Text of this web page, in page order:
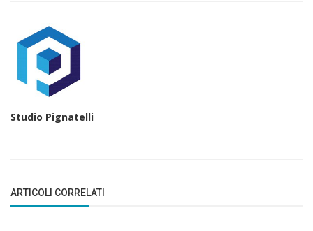
Studio Pignatelli
ARTICOLI CORRELATI